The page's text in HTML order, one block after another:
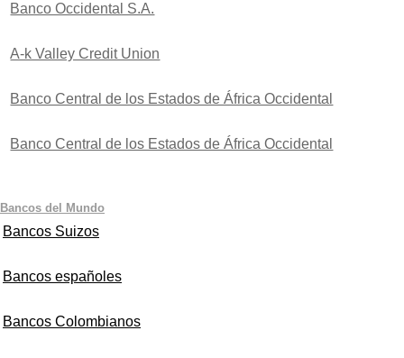
Banco Occidental S.A.
A-k Valley Credit Union
Banco Central de los Estados de África Occidental
Banco Central de los Estados de África Occidental
Bancos del Mundo
Bancos Suizos
Bancos españoles
Bancos Colombianos